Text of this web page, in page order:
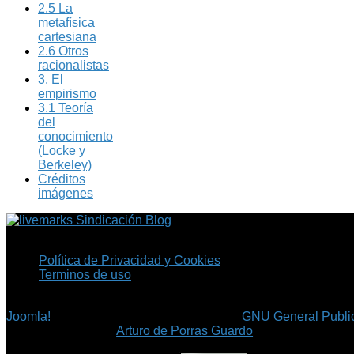
2.5 La
metafísica
cartesiana
2.6 Otros
racionalistas
3. El
empirismo
3.1 Teoría
del
conocimiento
(Locke y
Berkeley)
Créditos
imágenes
Sindicación Blog
Política de Privacidad y Cookies
Terminos de uso
Joomla!
GNU General
©Arturo de Porras Guardo